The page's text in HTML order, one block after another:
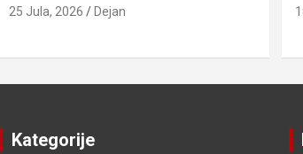
25 Jula, 2026 Dejan
Kategorije